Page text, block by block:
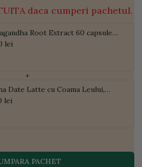
daca cumperi pachetul.
Root Extract 60 capsule
lei
+
Date Latte cu Coama Leului,
de Curmale și Ghimbir, ECO, 300g
lei
PACHET